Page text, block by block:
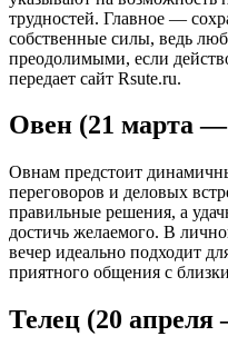
трудностей. Главное —
собственные силы, ведь
преодолимыми, если
передает сайт Rsute.ru.
Овен (21 марта —
Овнам предстоит
переговоров и деловых
правильные решения, а
достичь желаемого. В
вечер идеально подходит
приятного общения с
Телец (20